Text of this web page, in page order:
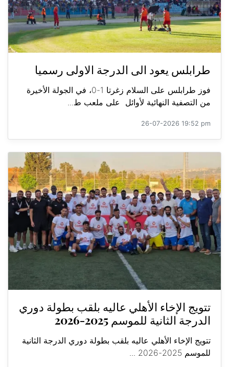
طرابلس يعود الى الدرجة الاولى رسميا
فوز طرابلس على السلام زغرتا 1-0، في الجولة الأخيرة
من التصفية النهائية لأوائل على ملعب ط...
26-07-2026 19:52 pm
تتويج الإخاء الأهلي عاليه بلقب بطولة دوري
الدرجة الثانية للموسم 2025-2026
تتويج الإخاء الأهلي عاليه بلقب بطولة دوري الدرجة الثانية
للموسم 2025-2026 ...